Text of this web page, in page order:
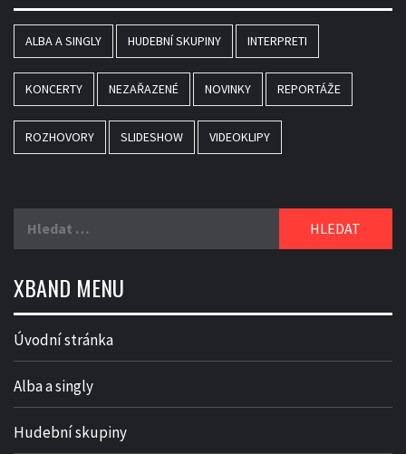
ALBA A SINGLY HUDEBNÍ SKUPINY INTERPRETI
KONCERTY NEZAŘAZENÉ NOVINKY REPORTÁŽE
ROZHOVORY SLIDESHOW VIDEOKLIPY
XBAND MENU
Úvodní stránka
Alba a singly
Hudební skupiny